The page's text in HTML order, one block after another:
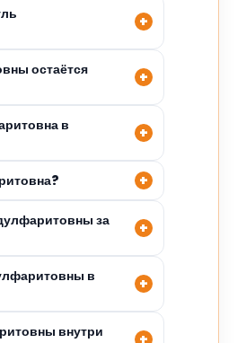
остаётся
в
за
в
внутри